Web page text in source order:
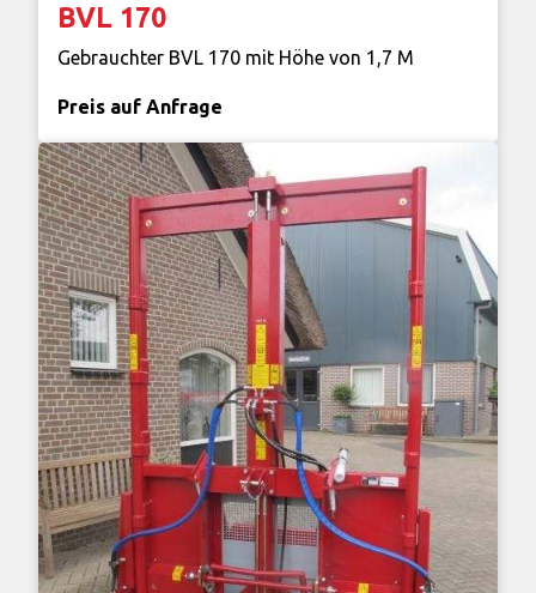
BVL 170
Gebrauchter BVL 170 mit Höhe von 1,7 M
Preis auf Anfrage